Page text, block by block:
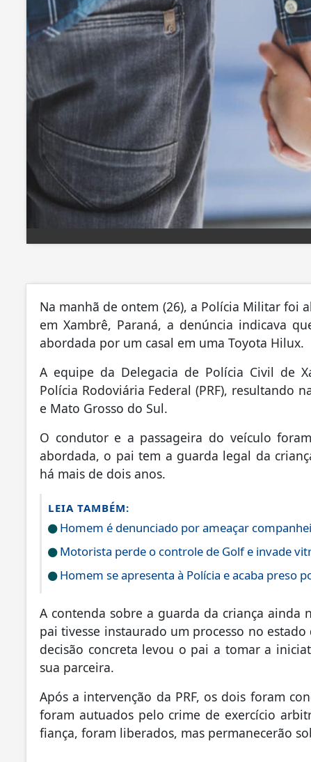
Na manhã de ontem (26), a Polícia Militar foi
em Xambrê, Paraná, a denúncia indicava
abordada por um casal em uma Toyota Hilux.
A equipe da Delegacia de Polícia Civil de
Polícia Rodoviária Federal (PRF), resultando
e Mato Grosso do Sul.
O condutor e a passageira do veículo
abordada, o pai tem a guarda legal da
há mais de dois anos.
LEIA TAMBÉM:
Homem é denunciado por ameaçar
Motorista perde o controle de Golf e invade
Homem se apresenta à Polícia e acaba
A contenda sobre a guarda da criança
pai tivesse instaurado um processo no
decisão concreta levou o pai a tomar a
sua parceira.
Após a intervenção da PRF, os dois foram
foram autuados pelo crime de exercício
fiança, foram liberados, mas permanecerão